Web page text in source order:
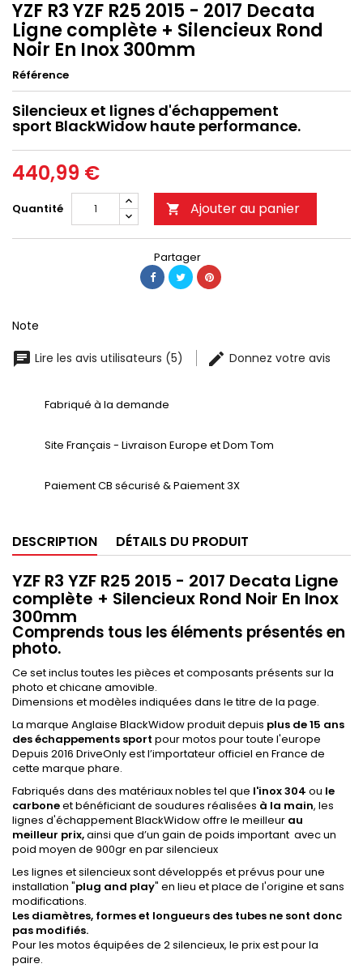
YZF R3 YZF R25 2015 - 2017 Decata
Ligne complète + Silencieux Rond
Noir En Inox 300mm
Référence
Silencieux et lignes d'échappement
sport BlackWidow haute performance.
440,99 €
Quantité  Ajouter au panier
Partager
Note
Lire les avis utilisateurs (5)
Donnez votre avis
Fabriqué à la demande
Site Français - Livraison Europe et Dom Tom
Paiement CB sécurisé & Paiement 3X
DESCRIPTION DÉTAILS DU PRODUIT
YZF R3 YZF R25 2015 - 2017 Decata Ligne
complète + Silencieux Rond Noir En Inox
300mm
Comprends tous les éléments présentés en
photo.
Ce set inclus toutes les pièces et composants présents sur la
photo et chicane amovible.
Dimensions et modèles indiquées dans le titre de la page.
La marque Anglaise BlackWidow produit depuis plus de 15 ans
des échappements sport pour motos pour toute l'europe
Depuis 2016 DriveOnly est l’importateur officiel en France de
cette marque phare.
Fabriqués dans des matériaux nobles tel que l'inox 304 ou le
carboneet bénéficiant de soudures réalisées à la main, les
lignes d'échappement BlackWidow offre le meilleur au
meilleur prix,ainsi que d’un gain de poids important avec un
poid moyen de 900gr en par silencieux
Les lignes et silencieux sont développés et prévus pour une
installation "plug and play" en lieu et place de l'origine et sans
modifications.
Les diamètres, formes et longueurs des tubes ne sont donc
pas modifiés.
Pour les motos équipées de 2 silencieux, le prix est pour la
paire.